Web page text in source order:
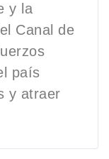
y la
Canal de
país
y atraer